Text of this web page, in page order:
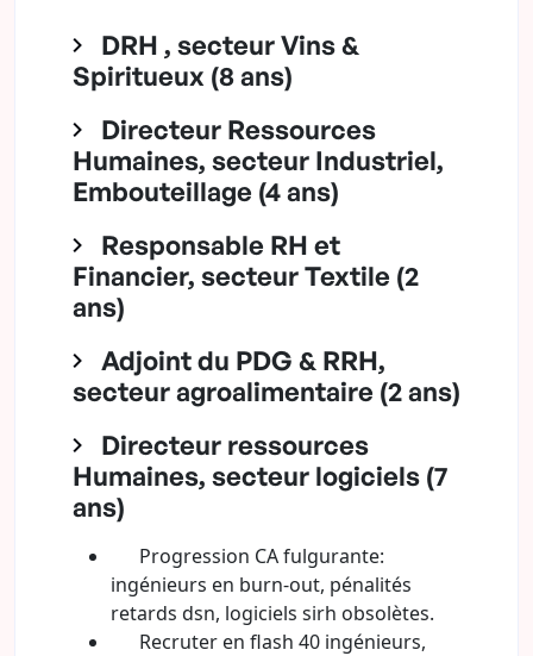
DRH , secteur Vins &
Spiritueux (8 ans)
Directeur Ressources
Humaines, secteur Industriel,
Embouteillage (4 ans)
Responsable RH et
Financier, secteur Textile (2
ans)
Adjoint du PDG & RRH,
secteur agroalimentaire (2 ans)
Directeur ressources
Humaines, secteur logiciels (7
ans)
Progression CA fulgurante:
ingénieurs en burn-out, pénalités
retards dsn, logiciels sirh obsolètes.
Recruter en flash 40 ingénieurs,